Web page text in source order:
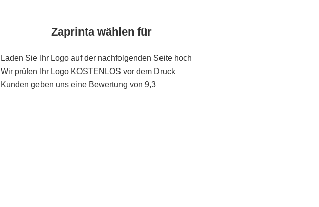
Zaprinta wählen für
Laden Sie Ihr Logo auf der nachfolgenden Seite hoch
Wir prüfen Ihr Logo KOSTENLOS vor dem Druck
Kunden geben uns eine Bewertung von 9,3